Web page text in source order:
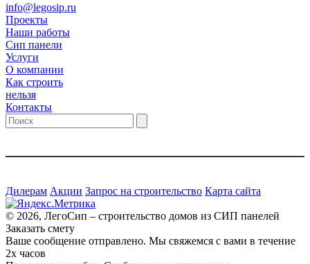
info@legosip.ru
Проекты
Наши работы
Сип панели
Услуги
О компании
Как строить
нельзя
Контакты
Дилерам Акции Запрос на строительство Карта сайта
© 2026, ЛегоСип – строительство домов из СИП панелей
Заказать смету
Ваше сообщение отправлено. Мы свяжемся с вами в течение
2х часов